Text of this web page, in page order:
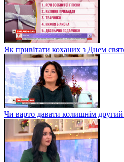
Як привітати коханих з Днем
Чи варто давати колишнім